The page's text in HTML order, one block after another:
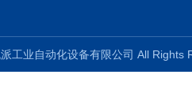
派工业自动化设备有限公司 All